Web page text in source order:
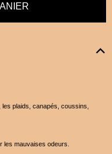
plaids, canapés, coussins,
les mauvaises odeurs.